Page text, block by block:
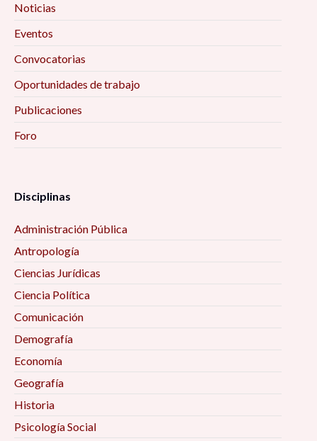
Noticias
Eventos
Convocatorias
Oportunidades de trabajo
Publicaciones
Foro
Disciplinas
Administración Pública
Antropología
Ciencias Jurídicas
Ciencia Política
Comunicación
Demografía
Economía
Geografía
Historia
Psicología Social